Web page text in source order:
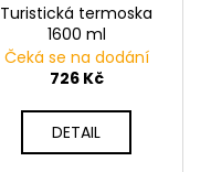
Turistická termoska
1600 ml
Čeká se na dodání
726 Kč
DETAIL